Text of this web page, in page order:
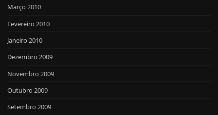
Março 2010
Fevereiro 2010
Janeiro 2010
Dezembro 2009
Novembro 2009
Outubro 2009
Setembro 2009